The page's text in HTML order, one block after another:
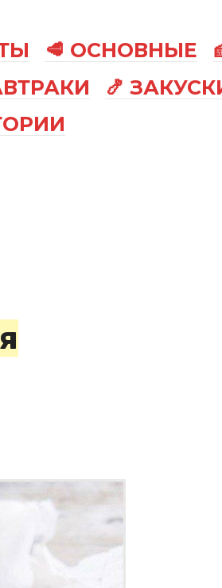
🥩 ОСНОВНЫЕ
🍤